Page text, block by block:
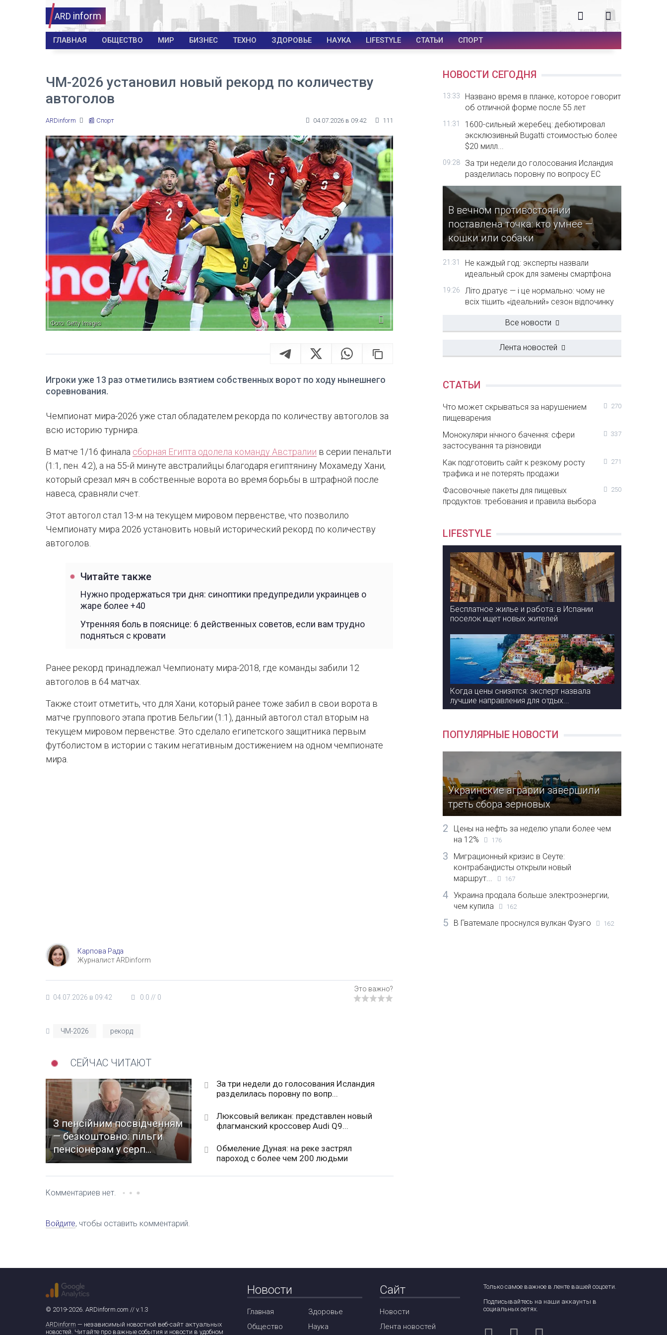
ARD inform
ГЛАВНАЯ ОБЩЕСТВО МИР БИЗНЕС ТЕХНО ЗДОРОВЬЕ НАУКА LIFESTYLE СТАТЬИ СПОРТ
ЧМ-2026 установил новый рекорд по количеству
автоголов
ARDinform 📰 Спорт 04.07.2026 в 09:42 111
Фото: Getty Images
Игроки уже 13 раз отметились взятием собственных ворот по ходу нынешнего
соревнования.
Чемпионат мира-2026 уже стал обладателем рекорда по количеству автоголов за
всю историю турнира.
В матче 1/16 финала сборная Египта одолела команду Австралии в серии пенальти
(1:1, пен. 4:2), а на 55-й минуте австралийцы благодаря египтянину Мохамеду Хани,
который срезал мяч в собственные ворота во время борьбы в штрафной после
навеса, сравняли счет.
Этот автогол стал 13-м на текущем мировом первенстве, что позволило
Чемпионату мира 2026 установить новый исторический рекорд по количеству
автоголов.
Читайте также
Нужно продержаться три дня: синоптики предупредили украинцев о
жаре более +40
Утренняя боль в пояснице: 6 действенных советов, если вам трудно
подняться с кровати
Ранее рекорд принадлежал Чемпионату мира-2018, где команды забили 12
автоголов в 64 матчах.
Также стоит отметить, что для Хани, который ранее тоже забил в свои ворота в
матче группового этапа против Бельгии (1:1), данный автогол стал вторым на
текущем мировом первенстве. Это сделало египетского защитника первым
футболистом в истории с таким негативным достижением на одном чемпионате
мира.
Карпова Рада
Журналист ARDinform
04.07.2026 в 09:42 0.0 // 0
ЧМ-2026 рекорд
СЕЙЧАС ЧИТАЮТ
З пенсійним посвідченням
— безкоштовно: пільги
пенсіонерам у серп...
За три недели до голосования Исландия
разделилась поровну по вопр...
Люксовый великан: представлен новый
флагманский кроссовер Audi Q9...
Обмеление Дуная: на реке застрял
пароход с более чем 200 людьми
Комментариев нет.
Войдите, чтобы оставить комментарий.
НОВОСТИ СЕГОДНЯ
13:33
Названо время в планке, которое говорит
об отличной форме после 55 лет
11:31
1600-сильный жеребец: дебютировал
эксклюзивный Bugatti стоимостью более
$20 милл...
09:28
За три недели до голосования Исландия
разделилась поровну по вопросу ЕС
В вечном противостоянии
поставлена точка: кто умнее —
кошки или собаки
21:31
Не каждый год: эксперты назвали
идеальный срок для замены смартфона
19:26
Літо дратує — і це нормально: чому не
всіх тішить «ідеальний» сезон відпочинку
Все новости
Лента новостей
СТАТЬИ
Что может скрываться за нарушением
пищеварения
270
Монокуляри нічного бачення: сфери
застосування та різновиди
337
Как подготовить сайт к резкому росту
трафика и не потерять продажи
271
Фасовочные пакеты для пищевых
продуктов: требования и правила выбора
250
LIFESTYLE
Бесплатное жилье и работа: в Испании
поселок ищет новых жителей
Когда цены снизятся: эксперт назвала
лучшие направления для отдых...
ПОПУЛЯРНЫЕ НОВОСТИ
Украинские аграрии завершили
треть сбора зерновых
2
Цены на нефть за неделю упали более чем
на 12%
176
3
Миграционный кризис в Сеуте:
контрабандисты открыли новый
маршрут...
167
4
Украина продала больше электроэнергии,
чем купила
162
5 В Гватемале проснулся вулкан Фуэго 162
© 2019-2026. ARDinform.com // v.1.3
ARDinform — независимый новостной веб-сайт актуальных
новостей. Читайте про важные события и новости в удобном
Новости
Главная
Общество
Здоровье
Наука
Сайт
Новости
Лента новостей
Только самое важное в ленте вашей соцсети.
Подписывайтесь на наши аккаунты в
социальных сетях.